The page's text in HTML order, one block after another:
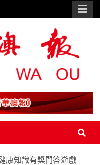
康知識有獎問答遊戲